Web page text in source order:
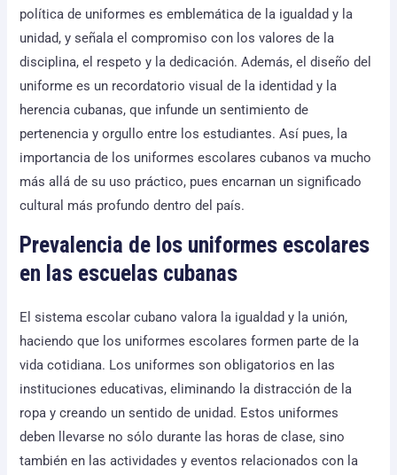
política de uniformes es emblemática de la igualdad y la
unidad, y señala el compromiso con los valores de la
disciplina, el respeto y la dedicación. Además, el diseño del
uniforme es un recordatorio visual de la identidad y la
herencia cubanas, que infunde un sentimiento de
pertenencia y orgullo entre los estudiantes. Así pues, la
importancia de los uniformes escolares cubanos va mucho
más allá de su uso práctico, pues encarnan un significado
cultural más profundo dentro del país.
Prevalencia de los uniformes escolares
en las escuelas cubanas
El sistema escolar cubano valora la igualdad y la unión,
haciendo que los uniformes escolares formen parte de la
vida cotidiana. Los uniformes son obligatorios en las
instituciones educativas, eliminando la distracción de la
ropa y creando un sentido de unidad. Estos uniformes
deben llevarse no sólo durante las horas de clase, sino
también en las actividades y eventos relacionados con la